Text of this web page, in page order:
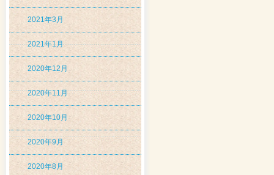
2021年3月
2021年1月
2020年12月
2020年11月
2020年10月
2020年9月
2020年8月